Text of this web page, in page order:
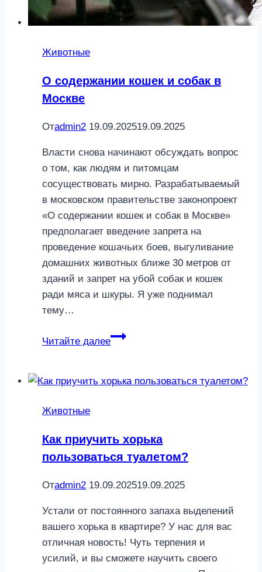
Животные
О содержании кошек и собак в
Москве
Отadmin2 19.09.202519.09.2025
Власти снова начинают обсуждать вопрос
о том, как людям и питомцам
сосуществовать мирно. Разрабатываемый
в московском правительстве законопроект
«О содержании кошек и собак в Москве»
предполагает введение запрета на
проведение кошачьих боев, выгуливание
домашних животных ближе 30 метров от
зданий и запрет на убой собак и кошек
ради мяса и шкуры. Я уже поднимал
тему…
Читайте далее
О
и
Животные
Как приучить хорька
пользоваться туалетом?
Отadmin2 19.09.202519.09.2025
Устали от постоянного запаха выделений
вашего хорька в квартире? У нас для вас
отличная новость! Чуть терпения и
усилий, и вы сможете научить своего